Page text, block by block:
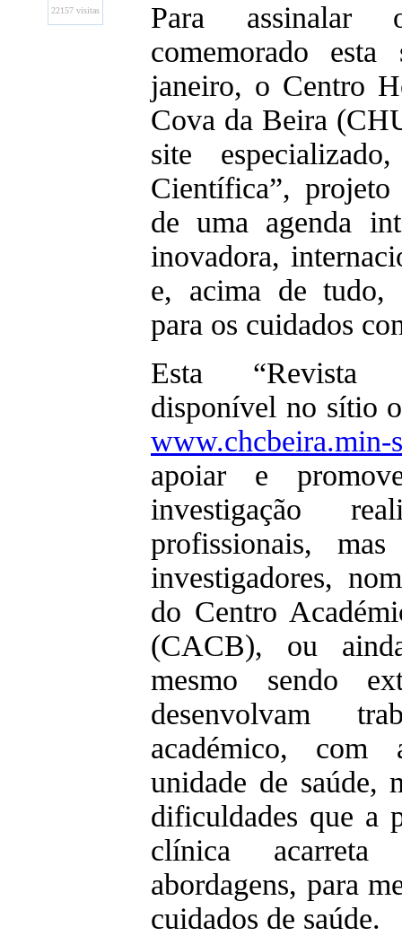
22157 visitas
Para assinalar
comemorado
janeiro, o Centro
Cova da Beira
site
Científica”,
de uma agenda
inovadora,
e, acima de tudo,
para os cuidados
Esta “Revista
disponível no sítio
www.chcbeira.min-
apoiar e
investigação
profissionais,
investigadores,
do Centro
(CACB), ou
mesmo sendo
desenvolvam
académico, com
unidade de saúde,
dificuldades que a
clínica
abordagens, para
cuidados de saúde.